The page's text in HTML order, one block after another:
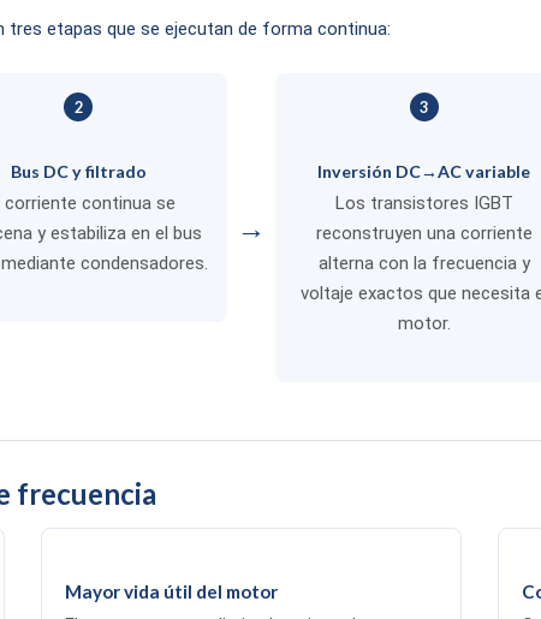
tres etapas que se ejecutan de forma continua:
2
Bus DC y filtrado
corriente continua se
y estabiliza en el bus
condensadores.
→
3
Inversión DC→AC variable
Los transistores IGBT
reconstruyen una corriente
alterna con la frecuencia y
voltaje exactos que necesita
motor.
frecuencia
Mayor vida útil del motor